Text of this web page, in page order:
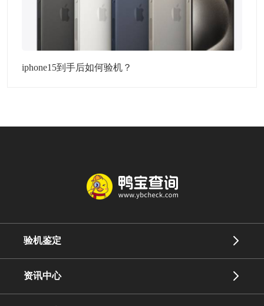
iphone15到手后如何验机？
验机鉴定
资讯中心